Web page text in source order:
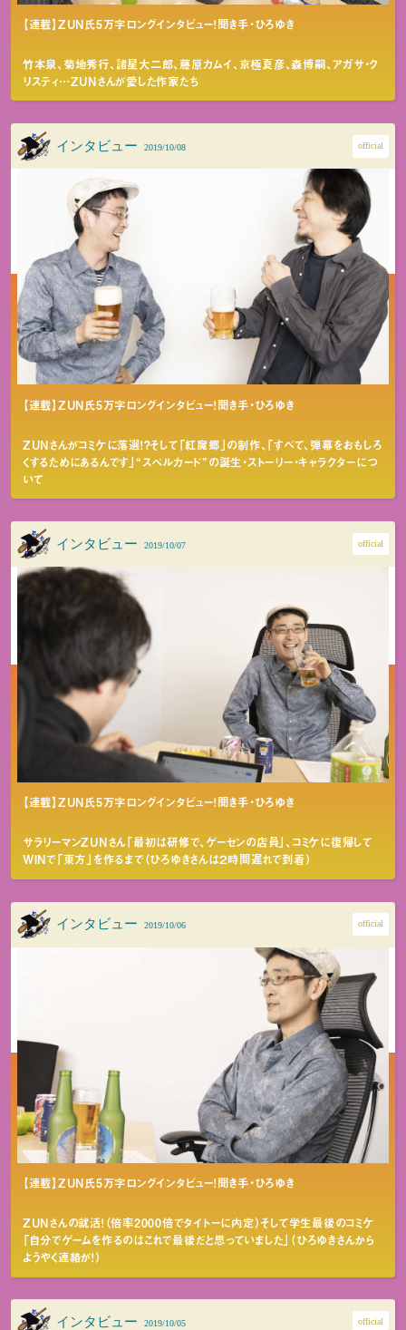
【連載】ZUN氏5万字ロングインタビュー！聞き手・ひろゆき
竹本泉、菊地秀行、諸星大二郎、藤原カムイ、京極夏彦、森博嗣、アガサ・ク
リスティ…ZUNさんが愛した作家たち
インタビュー 2019/10/08 official
【連載】ZUN氏5万字ロングインタビュー！聞き手・ひろゆき
ZUNさんがコミケに落選！？そして「紅魔郷」の制作、「すべて、弾幕をおもしろ
くするためにあるんです」“スペルカード”の誕生・ストーリー・キャラクターにつ
いて
インタビュー 2019/10/07 official
【連載】ZUN氏5万字ロングインタビュー！聞き手・ひろゆき
サラリーマンZUNさん「最初は研修で、ゲーセンの店員」、コミケに復帰して
WINで「東方」を作るまで（ひろゆきさんは２時間遅れで到着）
インタビュー 2019/10/06 official
【連載】ZUN氏5万字ロングインタビュー！聞き手・ひろゆき
ZUNさんの就活！（倍率2000倍でタイトーに内定）そして学生最後のコミケ
「自分でゲームを作るのはこれで最後だと思っていました」（ひろゆきさんから
ようやく連絡が！）
インタビュー 2019/10/05 official